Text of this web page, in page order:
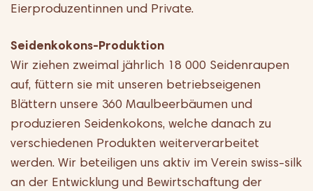
Eierproduzentinnen und Private.
Seidenkokons-Produktion
Wir ziehen zweimal jährlich 18 000 Seidenraupen
auf, füttern sie mit unseren betriebseigenen
Blättern unsere 360 Maulbeerbäumen und
produzieren Seidenkokons, welche danach zu
verschiedenen Produkten weiterverarbeitet
werden. Wir beteiligen uns aktiv im Verein swiss-silk
an der Entwicklung und Bewirtschaftung der